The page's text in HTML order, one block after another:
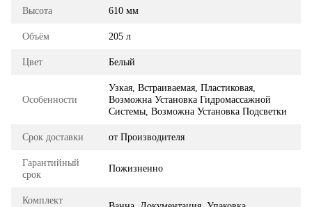
Высота 610 мм
Объём 205 л
Цвет Белый
Особенности
Узкая, Встраиваемая, Пластиковая,
Возможна Установка Гидромассажной
Системы, Возможна Установка Подсветки
Срок доставки от Производителя
Гарантийный
срок
Пожизненно
Комплект